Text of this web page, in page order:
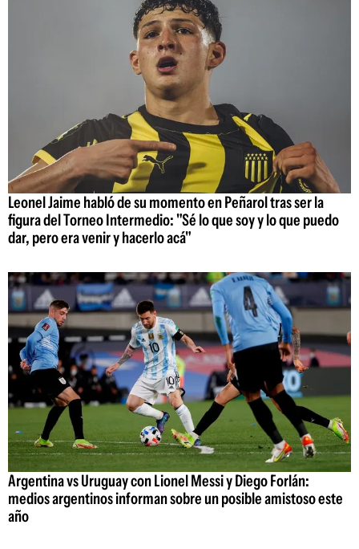
Leonel Jaime habló de su momento en Peñarol tras ser la
figura del Torneo Intermedio: "Sé lo que soy y lo que puedo
dar, pero era venir y hacerlo acá"
Argentina vs Uruguay con Lionel Messi y Diego Forlán:
medios argentinos informan sobre un posible amistoso este
año